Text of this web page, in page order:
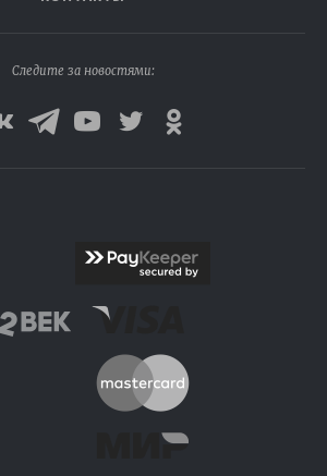
Следите за новостями: